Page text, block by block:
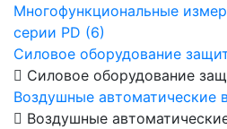
Многофункциональные
серии PD (6)
Силовое оборудование
Силовое оборудование
Воздушные автоматические
Воздушные